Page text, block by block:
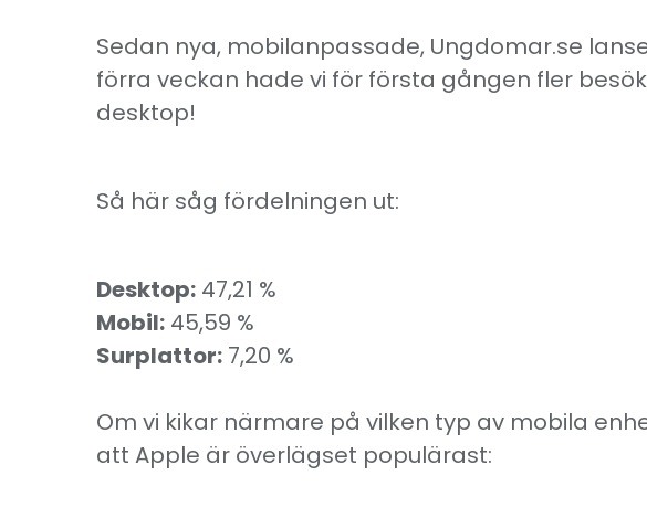
Sedan nya, mobilanpassade, Ungdomar.se
förra veckan hade vi för första gången fler
desktop!
Så här såg fördelningen ut:
Desktop: 47,21 %
Mobil: 45,59 %
Surplattor: 7,20 %
Om vi kikar närmare på vilken typ av mobila
att Apple är överlägset populärast: